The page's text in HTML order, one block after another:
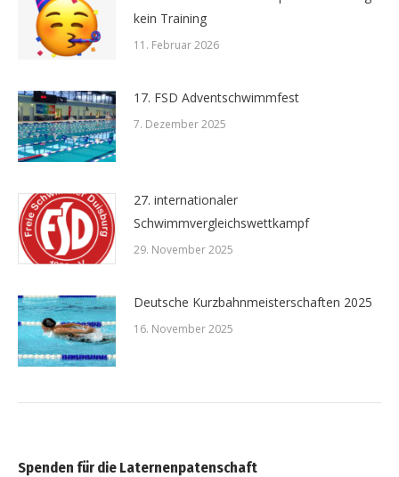
kein Training
11. Februar 2026
17. FSD Adventschwimmfest
7. Dezember 2025
27. internationaler
Schwimmvergleichswettkampf
29. November 2025
Deutsche Kurzbahnmeisterschaften 2025
16. November 2025
Spenden für die Laternenpatenschaft